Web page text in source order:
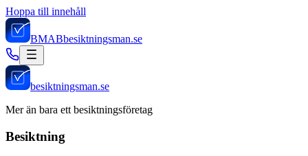
Hoppa till innehåll
BMABbesiktningsman.se
besiktningsman.se
Mer än bara ett besiktningsföretag
Besiktning